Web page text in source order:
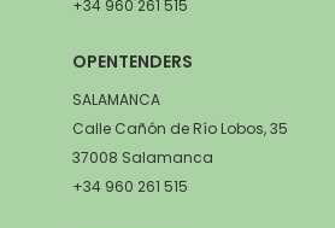
+34 960 261 515
OPENTENDERS
SALAMANCA
Calle Cañón de Río Lobos, 35
37008 Salamanca
+34 960 261 515